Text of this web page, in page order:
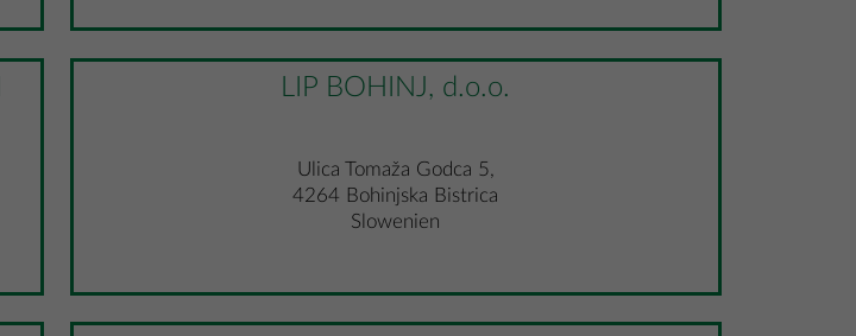
LIP BOHINJ, d.o.o.
Ulica Tomaža Godca 5,
4264 Bohinjska Bistrica
Slowenien